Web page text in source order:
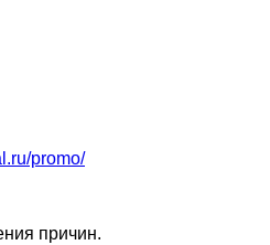
promo/
причин.